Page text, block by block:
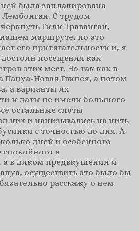
была запланирована
Лембонган. С трудом
Гили Траванган,
нашем маршруте, но это
его притягательности и, я
посещения как
этих мест. Но так как в
Папуа-Новая Гвинея, а потом
а варианты их
и даты не имели большого
остальные споты
них и нанизывались на нить
с точностью до дня. А
дней и особенного
спокойного и
а в диком предвкушении и
осуществить это было бы
расскажу о нем